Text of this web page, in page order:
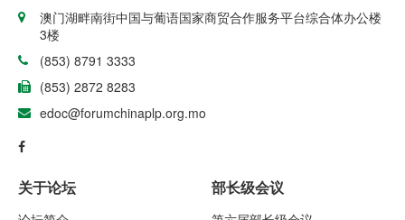
澳门湖畔南街中国与葡语国家商贸合作服务平台综合体办公楼
3楼
(853) 8791 3333
(853) 2872 8283
edoc@forumchinaplp.org.mo
关于论坛 部长级会议